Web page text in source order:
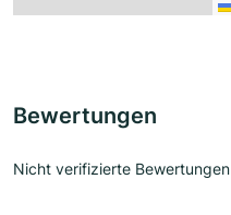
Bewertungen
Nicht verifizierte Bewertungen